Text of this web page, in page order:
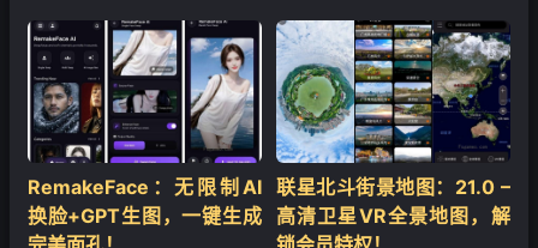
RemakeFace：无限制AI
换脸+GPT生图，一键生成
联星北斗街景地图：21.0 –
高清卫星VR全景地图，解